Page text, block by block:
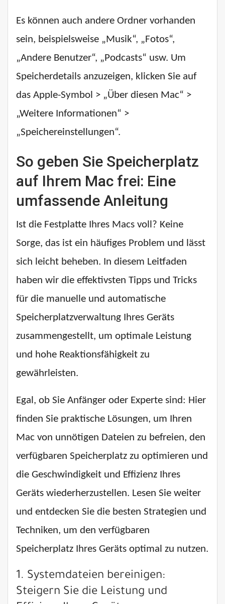
Es können auch andere Ordner vorhanden
sein, beispielsweise „Musik“, „Fotos“,
„Andere Benutzer“, „Podcasts“ usw. Um
Speicherdetails anzuzeigen, klicken Sie auf
das Apple-Symbol > „Über diesen Mac“ >
„Weitere Informationen“ >
„Speichereinstellungen“.
So geben Sie Speicherplatz
auf Ihrem Mac frei: Eine
umfassende Anleitung
Ist die Festplatte Ihres Macs voll? Keine
Sorge, das ist ein häufiges Problem und lässt
sich leicht beheben. In diesem Leitfaden
haben wir die effektivsten Tipps und Tricks
für die manuelle und automatische
Speicherplatzverwaltung Ihres Geräts
zusammengestellt, um optimale Leistung
und hohe Reaktionsfähigkeit zu
gewährleisten.
Egal, ob Sie Anfänger oder Experte sind: Hier
finden Sie praktische Lösungen, um Ihren
Mac von unnötigen Dateien zu befreien, den
verfügbaren Speicherplatz zu optimieren und
die Geschwindigkeit und Effizienz Ihres
Geräts wiederherzustellen. Lesen Sie weiter
und entdecken Sie die besten Strategien und
Techniken, um den verfügbaren
Speicherplatz Ihres Geräts optimal zu nutzen.
1. Systemdateien bereinigen:
Steigern Sie die Leistung und